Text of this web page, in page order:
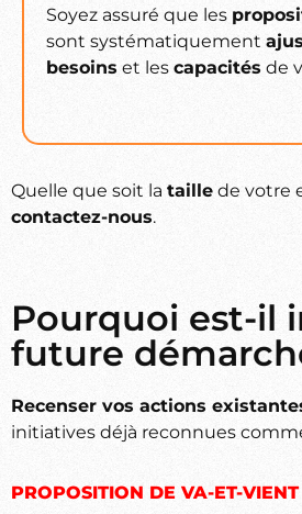
Soyez assuré que les
sont systématiquement
besoins et les capacités de
Quelle que soit la taille de votre
contactez-nous.
Pourquoi est-il
future
Recenser vos actions
initiatives déjà reconnues
PROPOSITION DE VA-ET-VIENT